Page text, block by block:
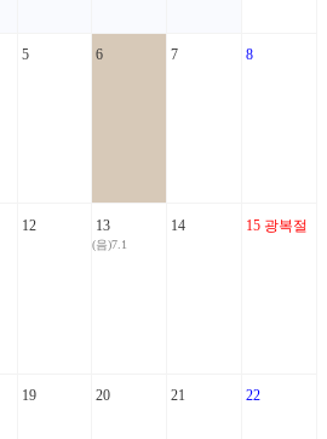
5 6 7 8
12 13
(음)7.1
14 15 광복절
19 20 21 22